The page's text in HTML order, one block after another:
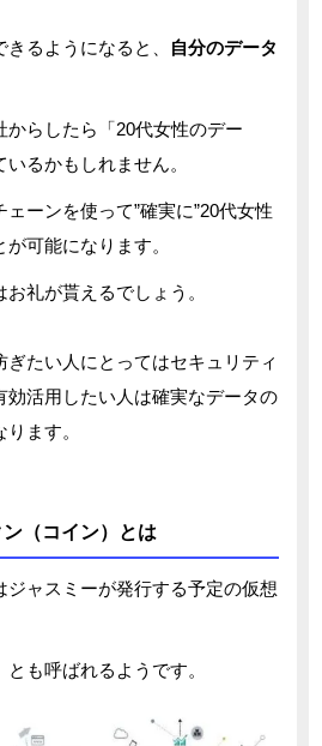
るようになると、
自分のデータ
からしたら「20代女性のデー
るかもしれません。
ーンを使って”確実に”20代女性
可能になります。
礼が貰えるでしょう。
たい人にとってはセキュリティ
効活用したい人は確実なデータの
ます。
（コイン）とは
ジャスミーが発行する予定の仮想
とも呼ばれるようです。